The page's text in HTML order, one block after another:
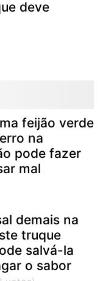
deve
feijão verde
na
pode fazer
mal
demais na
truque
salvá-la
o sabor